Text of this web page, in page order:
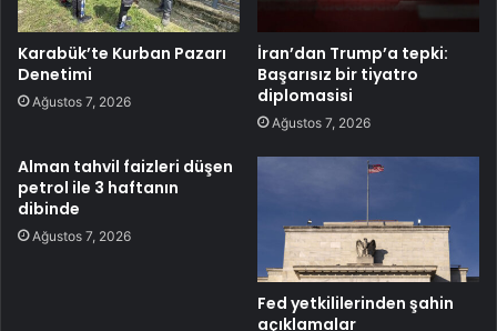
Karabük’te Kurban Pazarı
Denetimi
Ağustos 7, 2026
İran’dan Trump’a tepki:
Başarısız bir tiyatro
diplomasisi
Ağustos 7, 2026
Alman tahvil faizleri düşen
petrol ile 3 haftanın
dibinde
Ağustos 7, 2026
Fed yetkililerinden şahin
açıklamalar